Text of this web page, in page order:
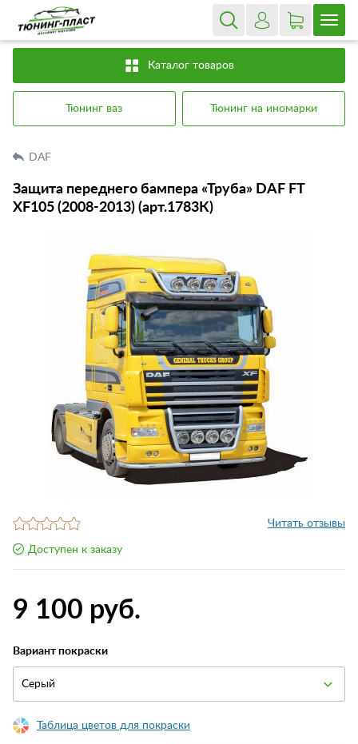
Каталог товаров
Тюнинг ваз Тюнинг на иномарки
DAF
Защита переднего бампера «Труба» DAF FT
XF105 (2008-2013) (арт.1783К)
Читать отзывы
Доступен к заказу
9 100 руб.
Вариант покраски
Серый
Таблица цветов для покраски